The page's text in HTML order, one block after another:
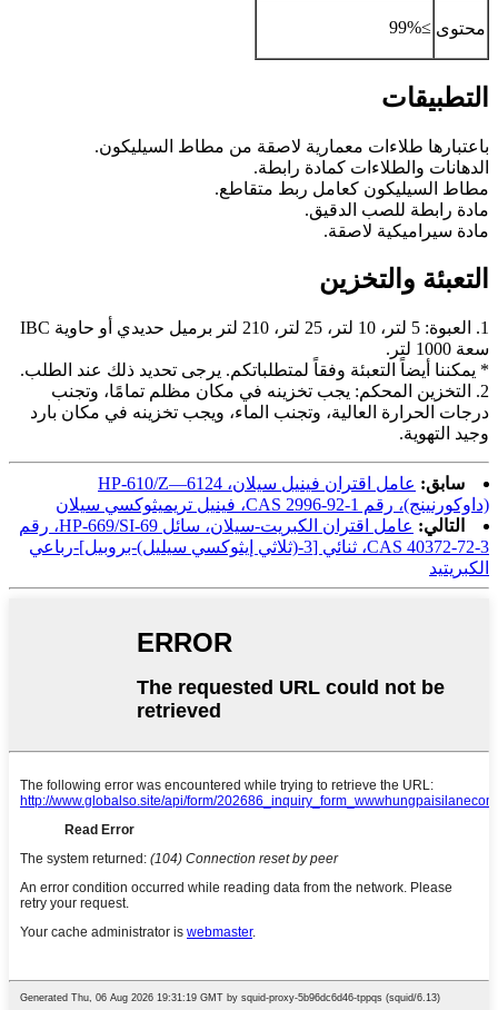
محتوى ≥99%
التطبيقات
باعتبارها طلاءات معمارية لاصقة من مطاط السيليكون.
الدهانات والطلاءات كمادة رابطة.
مطاط السيليكون كعامل ربط متقاطع.
مادة رابطة للصب الدقيق.
مادة سيراميكية لاصقة.
التعبئة والتخزين
1. العبوة: 5 لتر، 10 لتر، 25 لتر، 210 لتر برميل حديدي أو حاوية IBC
سعة 1000 لتر.
* يمكننا أيضاً التعبئة وفقاً لمتطلباتكم. يرجى تحديد ذلك عند الطلب.
2. التخزين المحكم: يجب تخزينه في مكان مظلم تمامًا، وتجنب
درجات الحرارة العالية، وتجنب الماء، ويجب تخزينه في مكان بارد
وجيد التهوية.
سابق:
عامل اقتران فينيل سيلان، HP-610/Z—6124
(داوكورنينج)، رقم CAS 2996-92-1، فينيل تريميثوكسي سيلان
التالي:
عامل اقتران الكبريت-سيلان، سائل HP-669/SI-69، رقم
CAS 40372-72-3، ثنائي [3-(ثلاثي إيثوكسي سيليل)-بروبيل]-رباعي
الكبريتيد